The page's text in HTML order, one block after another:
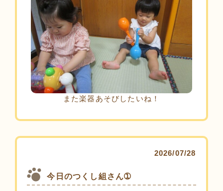
また楽器あそびしたいね！
2026/07/28
今日のつくし組さん➀